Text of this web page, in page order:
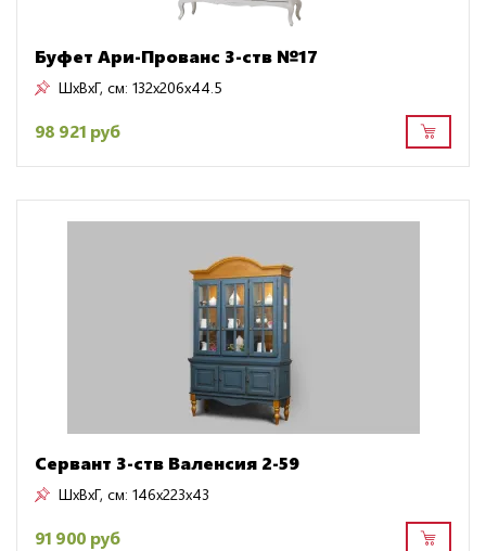
Буфет Ари-Прованс 3-ств №17
ШxВxГ, см: 132x206x44.5
98 921 руб
Сервант 3-ств Валенсия 2-59
ШxВxГ, см: 146x223x43
91 900 руб